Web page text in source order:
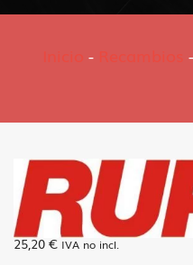
- -
25,20 € IVA no incl.